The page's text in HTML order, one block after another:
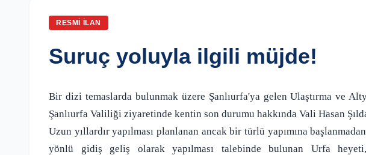
RESMI İLAN
Suruç yoluyla ilgili müjde!
Bir dizi temaslarda bulunmak üzere Şanlıurfa'ya gelen Ulaştırma ve
Şanlıurfa Valiliği ziyaretinde kentin son durumu hakkında Vali Hasan
Uzun yıllardır yapılması planlanan ancak bir türlü yapımına
yönlü gidiş geliş olarak yapılması talebinde bulunan Urfa